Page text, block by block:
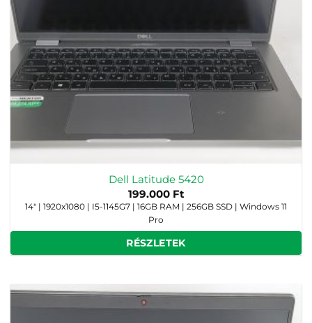
Dell Latitude 5420
199.000 Ft
14" | 1920x1080 | I5-1145G7 | 16GB RAM | 256GB SSD | Windows 11
Pro
RÉSZLETEK